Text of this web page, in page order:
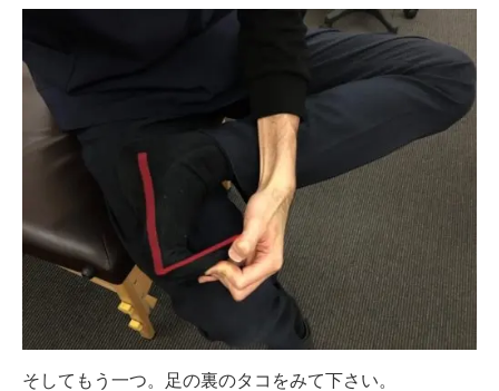
そしてもう一つ。足の裏のタコをみて下さい。